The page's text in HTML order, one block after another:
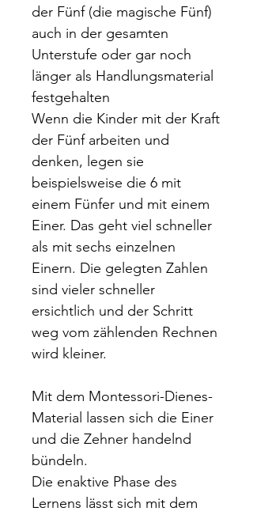
der Fünf (die magische Fünf)
auch in der gesamten
Unterstufe oder gar noch
länger als Handlungsmaterial
festgehalten
Wenn die Kinder mit der Kraft
der Fünf arbeiten und
denken, legen sie
beispielsweise die 6 mit
einem Fünfer und mit einem
Einer. Das geht viel schneller
als mit sechs einzelnen
Einern. Die gelegten Zahlen
sind vieler schneller
ersichtlich und der Schritt
weg vom zählenden Rechnen
wird kleiner.
Mit dem Montessori-Dienes-
Material lassen sich die Einer
und die Zehner handelnd
bündeln.
Die enaktive Phase des
Lernens lässt sich mit dem